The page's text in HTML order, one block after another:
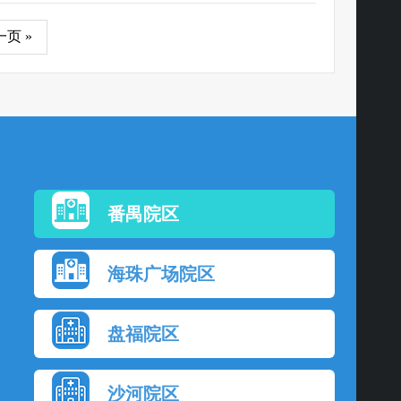
页 »
番禺院区
海珠广场院区
盘福院区
沙河院区